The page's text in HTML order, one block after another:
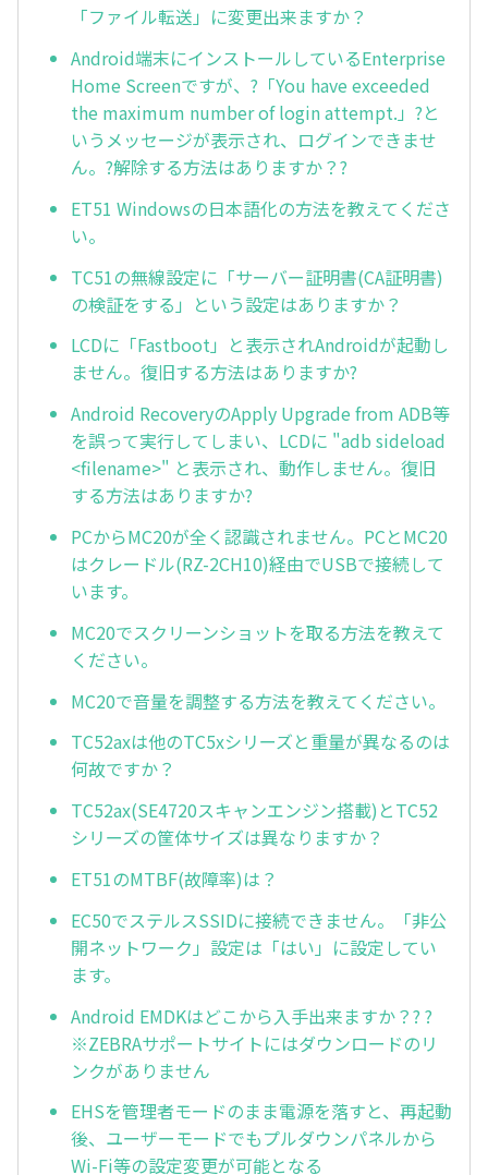
「ファイル転送」に変更出来ますか？
Android端末にインストールしているEnterprise
Home Screenですが、?「You have exceeded
the maximum number of login attempt.」?と
いうメッセージが表示され、ログインできませ
ん。?解除する方法はありますか？?
ET51 Windowsの日本語化の方法を教えてくださ
い。
TC51の無線設定に「サーバー証明書(CA証明書)
の検証をする」という設定はありますか？
LCDに「Fastboot」と表示されAndroidが起動し
ません。復旧する方法はありますか?
Android RecoveryのApply Upgrade from ADB等
を誤って実行してしまい、LCDに "adb sideload
<filename>" と表示され、動作しません。復旧
する方法はありますか?
PCからMC20が全く認識されません。PCとMC20
はクレードル(RZ-2CH10)経由でUSBで接続して
います。
MC20でスクリーンショットを取る方法を教えて
ください。
MC20で音量を調整する方法を教えてください。
TC52axは他のTC5xシリーズと重量が異なるのは
何故ですか？
TC52ax(SE4720スキャンエンジン搭載)とTC52
シリーズの筐体サイズは異なりますか？
ET51のMTBF(故障率)は？
EC50でステルスSSIDに接続できません。「非公
開ネットワーク」設定は「はい」に設定してい
ます。
Android EMDKはどこから入手出来ますか？? ?
※ZEBRAサポートサイトにはダウンロードのリ
ンクがありません
EHSを管理者モードのまま電源を落すと、再起動
後、ユーザーモードでもプルダウンパネルから
Wi-Fi等の設定変更が可能となる